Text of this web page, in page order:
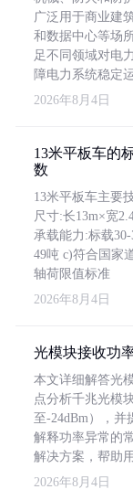
广泛用于商业建
和数据中心等场
足不同领域对电
障电力系统稳定
2026年8月4日
13米平板车的
数
13米平板车主要
尺寸:长13m×宽
承载能力:标载
49吨 c)符合国家
轴荷限值标准
2026年8月4日
光模块接收功
本文详细解答光
点分析千兆光模
至-24dBm），
解释功率异常的
解决方案，帮助
2026年8月4日